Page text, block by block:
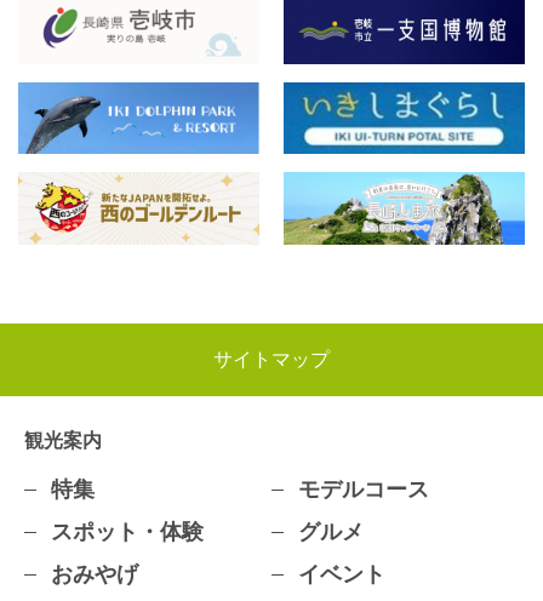
サイトマップ
観光案内
特集
モデルコース
スポット・体験
グルメ
おみやげ
イベント